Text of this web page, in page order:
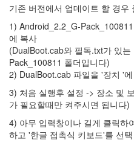
기존 버전에서 업데이트 할 경우
1) Android_2.2_G-
에 복사
(DualBoot.cab와 필독.txt가 있
Pack_100811 폴더입니다)
2) DualBoot.cab 파일을 '장치 '에
3) 처음 실행후 설정 -> 장소 및
가 필요할때만 켜주시면 됩니다)
4) 아무 입력창이나 길게 클릭하
하고 '한글 접촉식 키보드'를 선택
Android
OZ178
무
트
롤
10
만
히
트
SMS
패치